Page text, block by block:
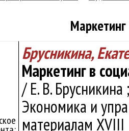
Брусникина,
Маркетинг в
/ Е. В.
Экономика и
материалам